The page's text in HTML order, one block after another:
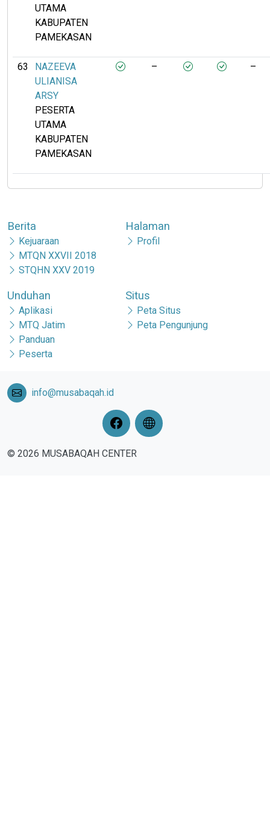
UTAMA
KABUPATEN
PAMEKASAN
63
NAZEEVA
ULIANISA
ARSY
PESERTA
UTAMA
KABUPATEN
PAMEKASAN
– –
Berita
Kejuaraan
MTQN XXVII 2018
STQHN XXV 2019
Halaman
Profil
Unduhan
Aplikasi
MTQ Jatim
Panduan
Peserta
Situs
Peta Situs
Peta Pengunjung
info@musabaqah.id
© 2026 MUSABAQAH CENTER